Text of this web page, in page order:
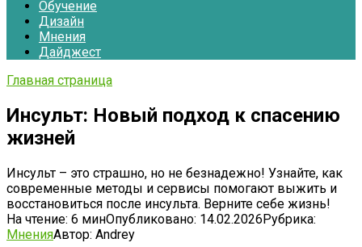
Обучение
Дизайн
Мнения
Дайджест
Главная страница
Инсульт: Новый подход к спасению
жизней
Инсульт – это страшно, но не безнадежно! Узнайте, как
современные методы и сервисы помогают выжить и
восстановиться после инсульта. Верните себе жизнь!
На чтение: 6 минОпубликовано: 14.02.2026Рубрика:
МненияАвтор: Andrey